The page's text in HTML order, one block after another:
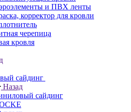
и ПВХ ленты
корректор для кровли
черепица
кровля
сайдинг
Назад
сайдинг